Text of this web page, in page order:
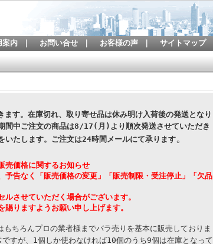
案内 お問い合せ お客様の声 サイトマップ
す。在庫切れ、取り寄せ品は休み明け入荷後の発送となり
間中ご注文の商品は8/17(月)より順次発送させていただき
たします。 ご注文は24時間メールにて承ります。
売価格に関するお知らせ
告なく「販売価格の変更」「販売制限・受注停止」「欠品
させていただく場合がございます。
りますようお願い申し上げます。
ちろんプロの業者様までバラ売りを基本に販売しておりま
すが、1個しか使わなければ10個のうち9個は在庫となって